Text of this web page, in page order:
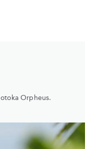
Orpheus.